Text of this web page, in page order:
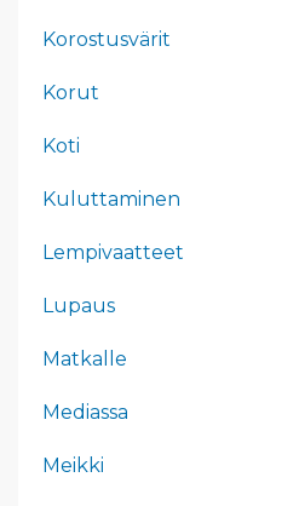
Korostusvärit
Korut
Koti
Kuluttaminen
Lempivaatteet
Lupaus
Matkalle
Mediassa
Meikki